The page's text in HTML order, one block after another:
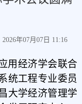
年07月07日 11:16
用经济学会联合
统工程专业委员
大学经济管理学